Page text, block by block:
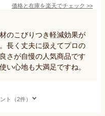
価格と在庫を楽天でチェック >>
のこびりつき軽減効果が
長く丈夫に扱えてプロの
さが自慢の人気商品です
い心地も大満足ですね。
ト（2件）